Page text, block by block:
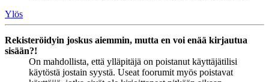
Ylös
Rekisteröidyin joskus aiemmin, mutta en voi enää kirjautua
sisään?!
On mahdollista, että ylläpitäjä on poistanut käyttäjätilisi
käytöstä jostain syystä. Useat foorumit myös poistavat